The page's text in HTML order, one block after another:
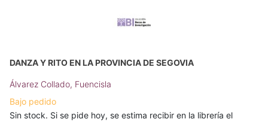
DANZA Y RITO EN LA PROVINCIA DE SEGOVIA
Álvarez Collado, Fuencisla
Bajo pedido
Sin stock. Si se pide hoy, se estima recibir en la librería el